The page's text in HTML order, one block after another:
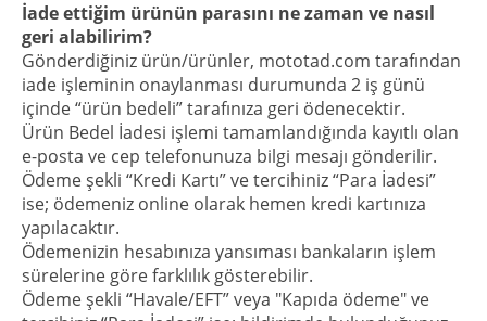
İade ettiğim ürünün parasını ne zaman ve nasıl
geri alabilirim?
Gönderdiğiniz ürün/ürünler, mototad.com tarafından
iade işleminin onaylanması durumunda 2 iş günü
içinde “ürün bedeli” tarafınıza geri ödenecektir.
Ürün Bedel İadesi işlemi tamamlandığında kayıtlı olan
e-posta ve cep telefonunuza bilgi mesajı gönderilir.
Ödeme şekli “Kredi Kartı” ve tercihiniz “Para İadesi”
ise; ödemeniz online olarak hemen kredi kartınıza
yapılacaktır.
Ödemenizin hesabınıza yansıması bankaların işlem
sürelerine göre farklılık gösterebilir.
Ödeme şekli “Havale/EFT” veya "Kapıda ödeme" ve